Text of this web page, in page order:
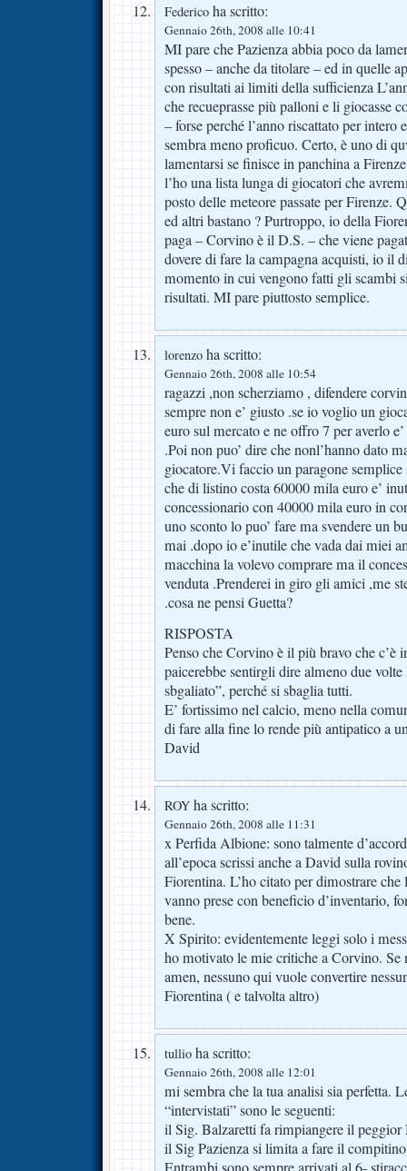
Federico ha scritto:
Gennaio 26th, 2008 alle 10:41
MI pare che Pazienza abbia poco da
spesso – anche da titolare – ed in quelle
con risultati ai limiti della sufficienza
che recueprasse più palloni e li giocasse
– forse perché l’anno riscattato per intero
sembra meno proficuo. Certo, è uno di
lamentarsi se finisce in panchina a
l’ho una lista lunga di giocatori che
posto delle meteore passate per Firenze.
ed altri bastano ? Purtroppo, io della
paga – Corvino è il D.S. – che viene
dovere di fare la campagna acquisti, io il
momento in cui vengono fatti gli scambi
risultati. MI pare piuttosto semplice.
lorenzo ha scritto:
Gennaio 26th, 2008 alle 10:54
ragazzi ,non scherziamo , difendere
sempre non e’ giusto .se io voglio un
euro sul mercato e ne offro 7 per averlo
.Poi non puo’ dire che nonl’hanno dato
giocatore.Vi faccio un paragone
che di listino costa 60000 mila euro e’
concessionario con 40000 mila euro in
uno sconto lo puo’ fare ma svendere un
mai .dopo io e’inutile che vada dai miei
macchina la volevo comprare ma il
venduta .Prenderei in giro gli amici ,me
.cosa ne pensi Guetta?
RISPOSTA
Penso che Corvino è il più bravo che c’è
paicerebbe sentirgli dire almeno due volte
sbgaliato”, perché si sbaglia tutti.
E’ fortissimo nel calcio, meno nella
di fare alla fine lo rende più antipatico a
David
ROY ha scritto:
Gennaio 26th, 2008 alle 11:31
x Perfida Albione: sono talmente
all’epoca scrissi anche a David sulla
Fiorentina. L’ho citato per dimostrare che
vanno prese con beneficio d’inventario,
bene.
X Spirito: evidentemente leggi solo i
ho motivato le mie critiche a Corvino.
amen, nessuno qui vuole convertire
Fiorentina ( e talvolta altro)
tullio ha scritto:
Gennaio 26th, 2008 alle 12:01
mi sembra che la tua analisi sia perfetta.
“intervistati” sono le seguenti:
il Sig. Balzaretti fa rimpiangere il peggior
il Sig Pazienza si limita a fare il